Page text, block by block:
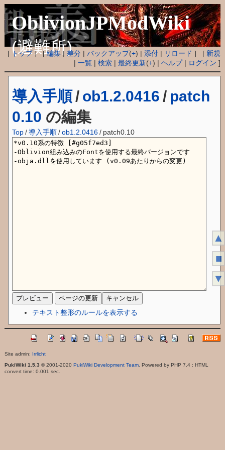
OblivionJPModWiki
(避難所)
[ トップ] [編集| 差分 |バックアップ(+) |添付 | リロード ] [ 新規
|一覧 |検索 |最終更新(+) |ヘルプ| ログイン ]
導入手順 / ob1.2.0416 / patch
0.10 の編集
Top /導入手順/ob1.2.0416/ patch0.10
テキスト整形のルールを表示する
Site admin: Irrlicht
PukiWiki 1.5.3 © 2001-2020 PukiWiki Development Team. Powered by PHP 7.4 : HTML
convert time: 0.001 sec.
▲
■
▼